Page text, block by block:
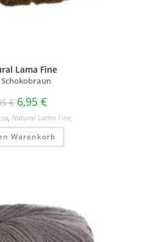
Lama Fine
Schokobraun
€ 6,95 €
, Natural Lama Fine
Warenkorb